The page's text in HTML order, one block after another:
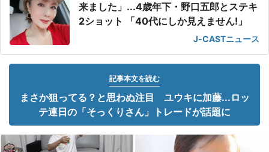
来ました」...4歳年下・野口五郎とステキ
2ショット 「40代にしか見えません!」
J-CASTニュース
記事本文を読む
まさか狙ってる？と思わぬ注目 ユウキに加藤...ロッ
テ連日の「そっくりさん」トレードが話題に